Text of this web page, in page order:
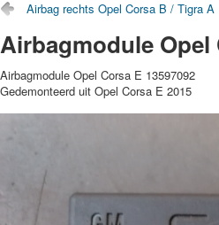
Airbag rechts Opel Corsa B / Tigra A
Airbagmodule Opel
Airbagmodule Opel Corsa E 13597092
Gedemonteerd uit Opel Corsa E 2015